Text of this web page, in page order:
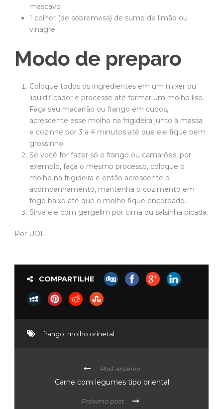
mascavo
1 colher (de sobremesa) de sumo de limão ou
vinagre
Modo de preparo
Coloque todos os ingredientes em um mixer ou
liquidificador e processe até formar um molho liso.
Faça seu macarrão ou frango em cubos,
acrescente esse molho na frigideira junto à massa
e cozinhe por 3 a 4 minutos até que ele fique bem
grossinho.
Se você for fazer só o frango ou camarões, por
exemplo, faça o mesmo processo, coloque o
molho na frigideira e então acrescente o
acompanhamento, mantenha o cozimento em
fogo baixo até que o molho fique encorpado.
Sirva ele com gergelim por cima ou salsinha picada.
Por UOL
COMPARTILHE
frango molho orinetal
Post anterior
Carne com legumes tipo oriental
Próximo post